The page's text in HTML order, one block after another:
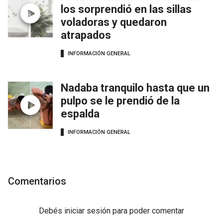
los sorprendió en las sillas
voladoras y quedaron
atrapados
INFORMACIÓN GENERAL
Nadaba tranquilo hasta que un
pulpo se le prendió de la
espalda
INFORMACIÓN GENERAL
Comentarios
Debés iniciar sesión para poder comentar